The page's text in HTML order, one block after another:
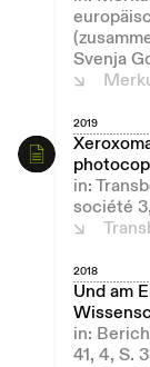
Svenja
2019
in:
société
2018
Und am
in:
41, 4, S.